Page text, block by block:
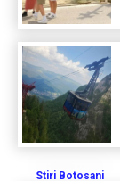
Stiri Botosani